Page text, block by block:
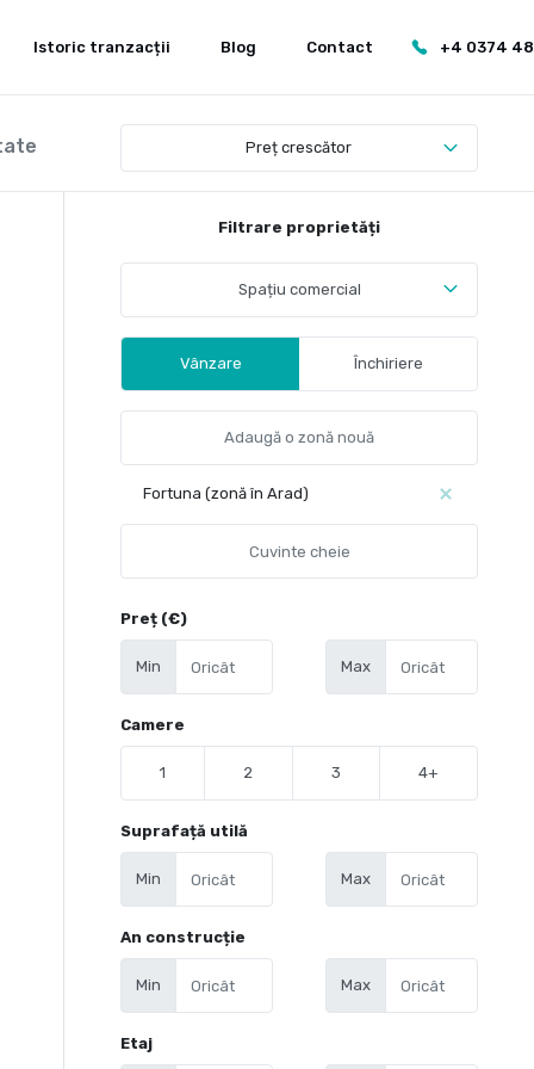
Istoric tranzacții Blog Contact +4 0374
Preț crescător
Filtrare proprietăți
Spațiu comercial
Vânzare Închiriere
Fortuna (zonă în Arad)
Preț (€)
Min Max
Camere
1 2 3 4+
Suprafață utilă
Min Max
An construcție
Min Max
Etaj